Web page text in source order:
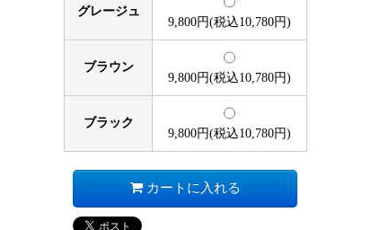
グレージュ
9,800円(税込10,780円)
ブラウン
9,800円(税込10,780円)
ブラック
9,800円(税込10,780円)
カートに入れる